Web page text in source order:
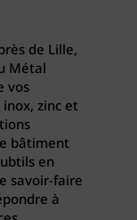
de Lille,
Métal
vos
zinc et
bâtiment
en
savoir-faire
à